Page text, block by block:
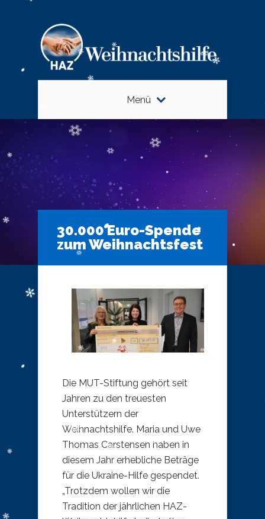
Menü
30.000 Euro-Spende
zum Weihnachtsfest
Die MUT-Stiftung gehört seit
Jahren zu den treuesten
Unterstützern der
Weihnachtshilfe. Maria und Uwe
Thomas Carstensen haben in
diesem Jahr erhebliche Beträge
für die Ukraine-Hilfe gespendet.
„Trotzdem wollen wir die
Tradition der jährlichen HAZ-